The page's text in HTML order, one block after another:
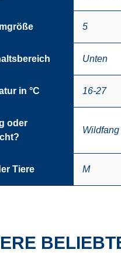
5
Unten
in °C 16-27
oder
Wildfang
Tiere M